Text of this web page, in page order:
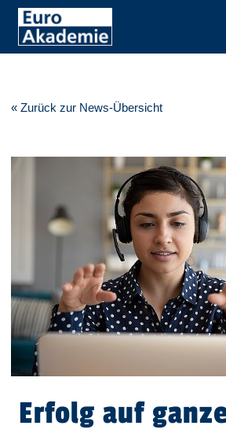
« Zurück zur News-Übersicht
Erfolg auf